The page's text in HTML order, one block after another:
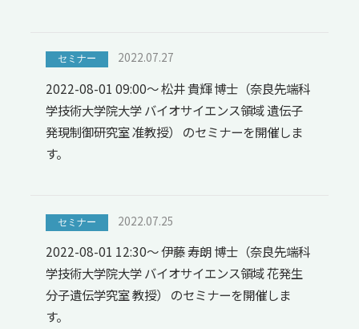
セミナー 2022.07.27
2022-08-01 09:00～ 松井 貴輝 博士（奈良先端科
学技術大学院大学 バイオサイエンス領域 遺伝子
発現制御研究室 准教授） のセミナーを開催しま
す。
セミナー 2022.07.25
2022-08-01 12:30～ 伊藤 寿朗 博士（奈良先端科
学技術大学院大学 バイオサイエンス領域 花発生
分子遺伝学究室 教授） のセミナーを開催しま
す。